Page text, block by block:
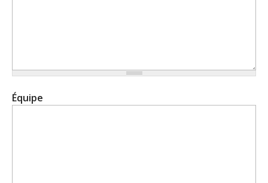
Équipe